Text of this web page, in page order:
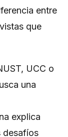
entre
que
UCC o
una
explica
desafíos